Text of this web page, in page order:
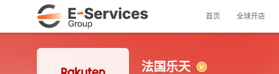
首页 全球开店
法国乐天